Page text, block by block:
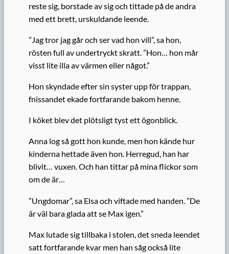
reste sig, borstade av sig och tittade på de andra
med ett brett, urskuldande leende.
”Jag tror jag går och ser vad hon vill”, sa hon,
rösten full av undertryckt skratt. ”Hon… hon mår
visst lite illa av värmen eller något.”
Hon skyndade efter sin syster upp för trappan,
fnissandet ekade fortfarande bakom henne.
I köket blev det plötsligt tyst ett ögonblick.
Anna log så gott hon kunde, men hon kände hur
kinderna hettade även hon. Herregud, han har
blivit… vuxen. Och han tittar på mina flickor som
om de är…
”Ungdomar”, sa Elsa och viftade med handen. ”De
är väl bara glada att se Max igen.”
Max lutade sig tillbaka i stolen, det sneda leendet
satt fortfarande kvar men han såg också lite